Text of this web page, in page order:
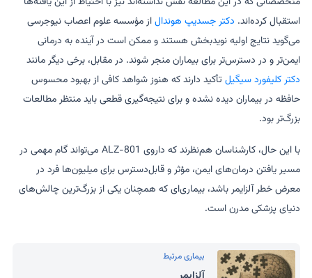
استقبال کرده‌اند. دکتر جسدیپ هوندالاز مؤسسه علوم اعصاب نیوجرسی
می‌گوید نتایج اولیه نویدبخش هستند و ممکن است در آینده به درمانی
ایمن‌تر و در دسترس‌تر برای بیماران منجر شوند. در مقابل، برخی دیگر مانند
دکتر کلیفورد سیگیل تأکید دارند که هنوز شواهد کافی از بهبود محسوس
حافظه در بیماران دیده نشده و برای نتیجه‌گیری قطعی باید منتظر مطالعات
بزرگ‌تر بود.
با این حال، کارشناسان هم‌نظرند که داروی ALZ-801 می‌تواند گام مهمی در
مسیر یافتن درمان‌های ایمن، مؤثر و قابل‌دسترس برای میلیون‌ها فرد در
معرض خطر آلزایمر باشد، بیماری‌ای که همچنان یکی از بزرگ‌ترین چالش‌های
دنیای پزشکی مدرن است.
بیماری مرتبط